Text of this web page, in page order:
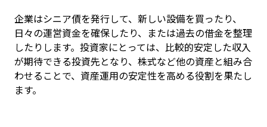
企業はシニア債を発行して、新しい設備を買ったり、
日々の運営資金を確保したり、または過去の借金を整理
したりします。投資家にとっては、比較的安定した収入
が期待できる投資先となり、株式など他の資産と組み合
わせることで、資産運用の安定性を高める役割を果たし
ます。